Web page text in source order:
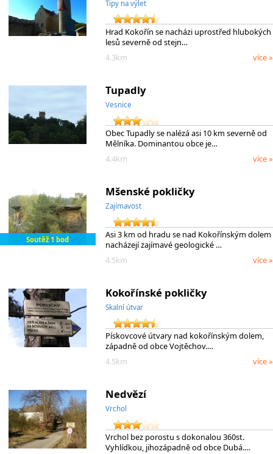
Tipy na výlet
Hrad Kokořín se nacházi uprostřed hlubokých
lesů severně od stejn…
4.3km
více »
Tupadly
Vesnice
Obec Tupadly se nalézá asi 10 km severně od
Mělníka. Dominantou obce je…
4.4km
více »
Soutěž 1 bod
Mšenské pokličky
Zajímavost
Asi 3 km od hradu se nad Kokořínským dolem
nacházejí zajímavé geologické …
4.5km
více »
Kokořínské pokličky
Skalní útvar
Pískovcové útvary nad kokořínským dolem,
západně od obce Vojtěchov.…
4.5km
více »
Nedvězí
Vrchol
Vrchol bez porostu s dokonalou 360st.
Vyhlídkou, jihozápadně od obce Dubá.…